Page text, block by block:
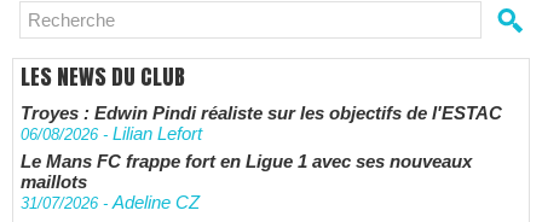
LES NEWS DU CLUB
Troyes : Edwin Pindi réaliste sur les objectifs de l'ESTAC
06/08/2026 - Lilian Lefort
Le Mans FC frappe fort en Ligue 1 avec ses nouveaux
maillots
31/07/2026 -Adeline CZ